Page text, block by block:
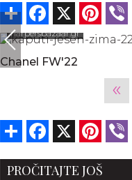
Share Facebook
harpersbazaar.gr
Chanel FW'22
«
Share Facebook
PROČITAJTE JOŠ